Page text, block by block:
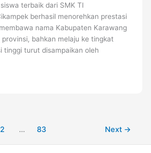
terbaik dari SMK TI
berhasil menorehkan prestasi
nama Kabupaten Karawang
bahkan melaju ke tingkat
tinggi turut disampaikan oleh
2 … 83 Next →